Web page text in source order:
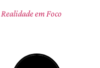
Realidade em Foco